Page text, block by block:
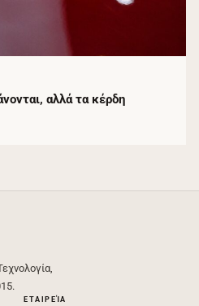
αλλά τα κέρδη
ΕΤΑΙΡΕΊΑ